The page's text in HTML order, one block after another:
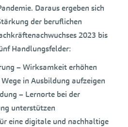
Daraus ergeben sich
der beruflichen
2023 bis
Handlungsfelder:
– Wirksamkeit erhöhen
in Ausbildung aufzeigen
– Lernorte bei der
unterstützen
eine digitale und nachhaltige